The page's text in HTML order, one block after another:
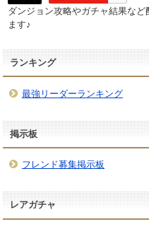
ダンジョン攻略やガチャ結果な
ます♪
ランキング
最強リーダーランキング
掲示板
フレンド募集掲示板
レアガチャ